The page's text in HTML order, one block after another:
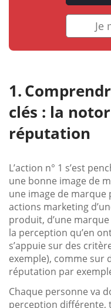
Je
clés : la
réputation
L’action n° 1 s’est
une bonne image de
une image de
actions marketing
produit, d’une
la perception qu’en
s’appuie sur des
exemple), comme sur
réputation par
Chaque personne va
perception différente,